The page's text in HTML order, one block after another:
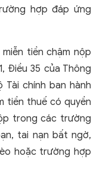
hợp đáp ứng
tiền chậm nộp
Điều 35 của Thông
Tài chính ban hành
tiền thuế có quyền
trong các trường
tai nạn bất ngờ,
hoặc trường hợp